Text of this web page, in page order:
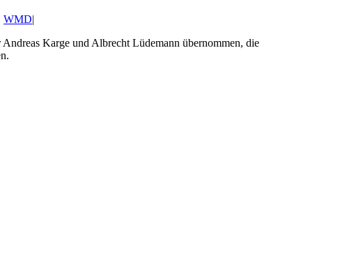
WMD|
Karge und Albrecht Lüdemann übernommen, die